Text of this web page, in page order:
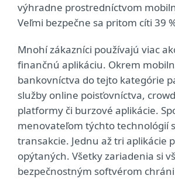
výhradne prostredníctvom
Veľmi bezpečne sa pritom cíti 39
Mnohí zákazníci používajú viac
finančnú aplikáciu. Okrem
bankovníctva do tejto kategórie
služby online poisťovníctva,
platformy či burzové aplikácie.
menovateľom týchto technológií
transakcie. Jednu až tri aplikácie
opýtaných. Všetky zariadenia si
bezpečnostným softvérom